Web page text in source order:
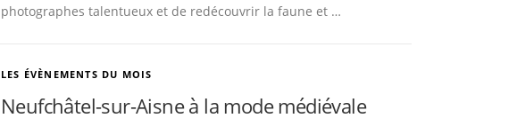
photographes talentueux et de redécouvrir la faune et …
LES ÉVÈNEMENTS DU MOIS
Neufchâtel-sur-Aisne à la mode médiévale